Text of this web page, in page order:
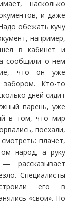
насколько
и даже
обежать кучу
например,
в кабинет и
сообщили о нем
что он уже
Кто-то
дней сидит
парень, уже
в том, что мир
поехали,
плачет,
народ, а руку
рассказывает
Специалисты
его в
«свои». Но